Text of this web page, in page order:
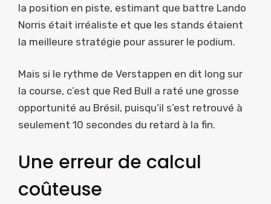
la position en piste, estimant que battre Lando
Norris était irréaliste et que les stands étaient
la meilleure stratégie pour assurer le podium.
Mais si le rythme de Verstappen en dit long sur
la course, c’est que Red Bull a raté une grosse
opportunité au Brésil, puisqu’il s’est retrouvé à
seulement 10 secondes du retard à la fin.
Une erreur de calcul
coûteuse